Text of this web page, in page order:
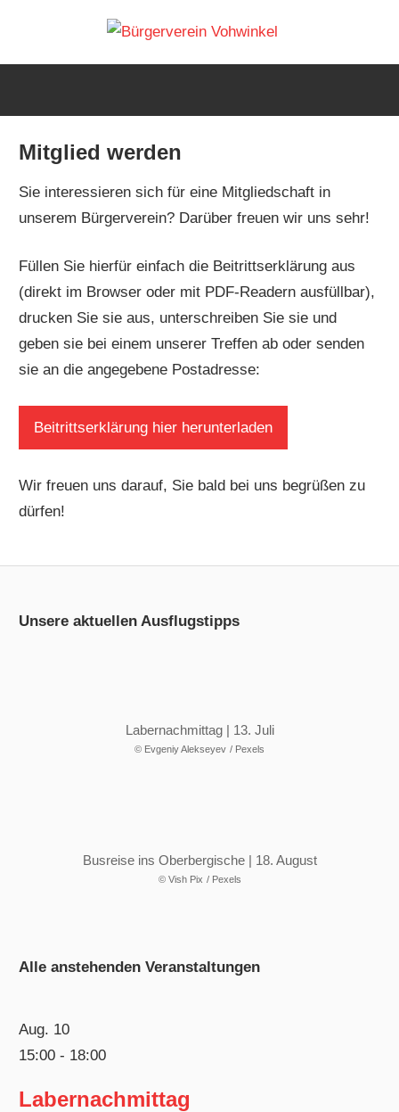
springen
in
Wuppertal-
Vohwinkel
Mitglied werden
Sie interessieren sich für eine Mitgliedschaft in
unserem Bürgerverein? Darüber freuen wir uns sehr!
Füllen Sie hierfür einfach die Beitrittserklärung aus
(direkt im Browser oder mit PDF-Readern ausfüllbar),
drucken Sie sie aus, unterschreiben Sie sie und
geben sie bei einem unserer Treffen ab oder senden
sie an die angegebene Postadresse:
Beitrittserklärung hier herunterladen
Wir freuen uns darauf, Sie bald bei uns begrüßen zu
dürfen!
Unsere aktuellen Ausflugstipps
Labernachmittag | 13. Juli
© Evgeniy Alekseyev / Pexels
Busreise ins Oberbergische | 18. August
© Vish Pix / Pexels
Alle anstehenden Veranstaltungen
Aug. 10
15:00 - 18:00
Labernachmittag